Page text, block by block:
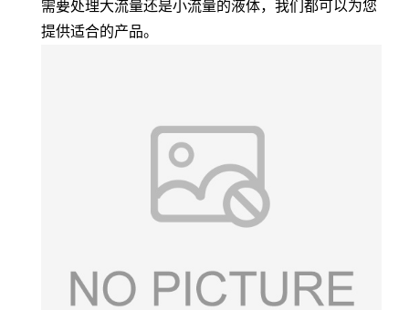
需要处理大流量还是小流量的液体，我们都可以为您
提供适合的产品。